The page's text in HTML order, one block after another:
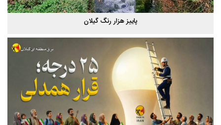
شب های همیشه روشن رشت